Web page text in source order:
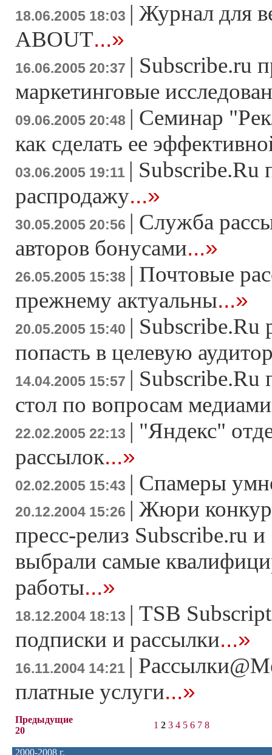
18.06.2005 18:03 | Журнал для
ABOUT...»
16.06.2005 20:37 | Subscribe.ru
маркетинговые
09.06.2005 20:48 | Семинар
как сделать ее
03.06.2005 19:11 | Subscribe.Ru
распродажу...»
30.05.2005 20:56 | Служба
авторов бонусами...»
26.05.2005 15:38 | Почтовые
прежнему актуальны...»
20.05.2005 15:40 | Subscribe.Ru
попасть в целевую
14.04.2005 15:57 | Subscribe.Ru
стол по вопросам
22.02.2005 22:13 | "Яндекс"
рассылок...»
02.02.2005 15:43 | Спамеры
20.12.2004 15:26 | Жюри
пресс-релиз Subscribe.ru
выбрали самые
работы...»
18.12.2004 18:13 | TSB
подписки и рассылки...»
16.11.2004 14:21 |
платные услуги...»
Предыдущие
20
1 2 3 4 5 6 7 8
2000-2008 г.